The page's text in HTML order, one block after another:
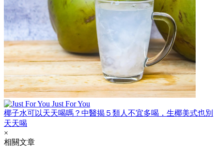
Just For You
椰子水可以天天喝嗎？中醫揭５類人不宜多喝，生椰美式也別
天天喝
×
相關文章